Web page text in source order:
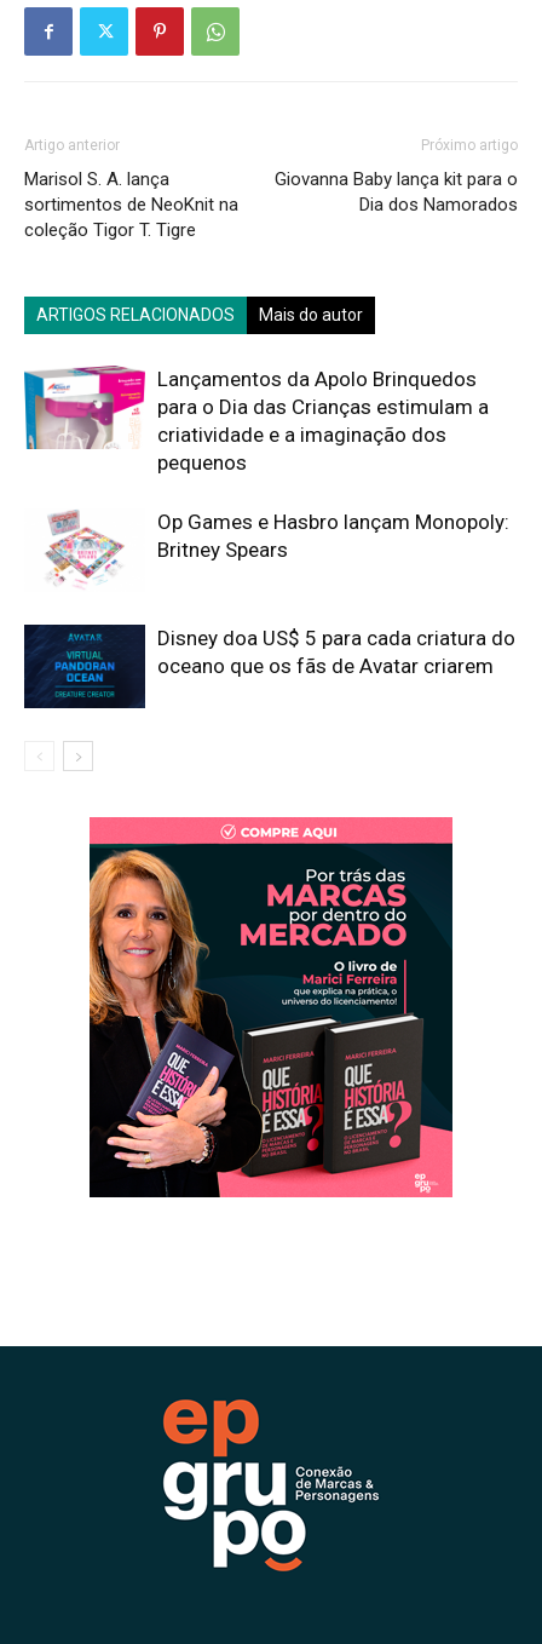
Artigo anterior
Marisol S. A. lança
sortimentos de NeoKnit na
coleção Tigor T. Tigre
Próximo artigo
Giovanna Baby lança kit para o
Dia dos Namorados
ARTIGOS RELACIONADOS Mais do autor
Lançamentos da Apolo Brinquedos
para o Dia das Crianças estimulam a
criatividade e a imaginação dos
pequenos
Op Games e Hasbro lançam Monopoly:
Britney Spears
Disney doa US$ 5 para cada criatura do
oceano que os fãs de Avatar criarem